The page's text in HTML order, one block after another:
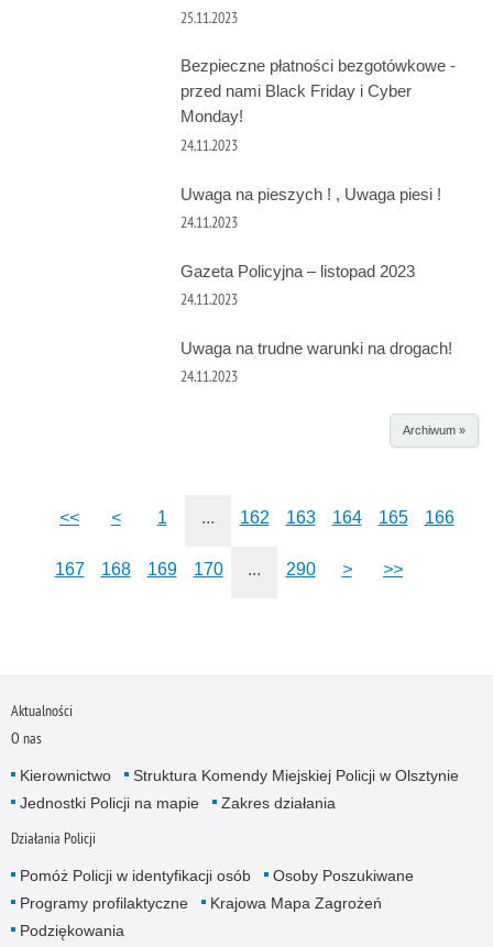
25.11.2023
Bezpieczne płatności bezgotówkowe -
przed nami Black Friday i Cyber
Monday!
24.11.2023
Uwaga na pieszych ! , Uwaga piesi !
24.11.2023
Gazeta Policyjna – listopad 2023
24.11.2023
Uwaga na trudne warunki na drogach!
24.11.2023
Archiwum »
<< < 1 ... 162 163 164 165 166
167 168 169 170 ... 290 > >>
Aktualności
O nas
Kierownictwo
Struktura Komendy Miejskiej Policji w Olsztynie
Jednostki Policji na mapie
Zakres działania
Działania Policji
Pomóż Policji w identyfikacji osób
Osoby Poszukiwane
Programy profilaktyczne
Krajowa Mapa Zagrożeń
Podziękowania